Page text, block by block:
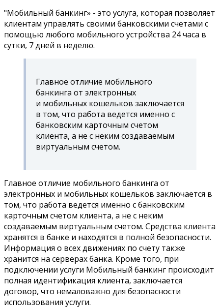
"Мобильный банкинг» - это услуга, которая позволяет
клиентам управлять своими банковскими счетами с
помощью любого мобильного устройства 24 часа в
сутки, 7 дней в неделю.
Главное отличие мобильного
банкинга от электронных
и мобильных кошельков заключается
в том, что работа ведется именно с
банковским карточным счетом
клиента, а не с неким создаваемым
виртуальным счетом.
Главное отличие мобильного банкинга от
электронных и мобильных кошельков заключается в
том, что работа ведется именно с банковским
карточным счетом клиента, а не с неким
создаваемым виртуальным счетом. Средства клиента
хранятся в банке и находятся в полной безопасности.
Информация о всех движениях по счету также
хранится на серверах банка. Кроме того, при
подключении услуги Мобильный банкинг происходит
полная идентификация клиента, заключается
договор, что немаловажно для безопасности
использования услуги.